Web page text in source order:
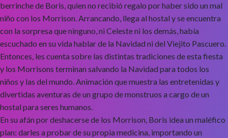
berrinche de Boris, quien no recibió regalo por haber sido un mal
niño con los Morrison. Arrancando, llega al hostal y se encuentra
con la sorpresa que ninguno, ni Celeste ni los demás, había
escuchado en su vida hablar de la Navidad ni del Viejito Pascuero.
Entonces, les cuenta sobre las distintas tradiciones de esta fiesta
y los Morrisons terminan salvando la Navidad para todos los
niños y las del mundo. Animación que muestra las entretenidas y
divertidas aventuras de un grupo de monstruos a cargo de un
hostal para seres humanos.
En su afán por deshacerse de los Morrison, Boris idea un maléfico
plan: darles a probar de su propia medicina, importando un